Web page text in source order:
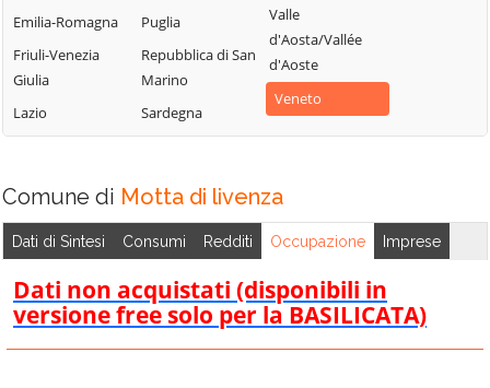
Valmarino
Codognè
Colle Umberto
Conegliano
Cordignano
Crocetta del
Montello
Follina
Fontanelle
Ormelle
Orsago
Paese
Pieve del Grappa
Pieve di Soligo
Ponzano Veneto
Portobuffolè
Tarzo
Treviso
Valdobbiadene
Villorba
Vittorio Veneto
Volpago del
Emilia-Romagna
Friuli-Venezia
Giulia
Lazio
Puglia
Repubblica di San
Marino
Sardegna
Valle
d'Aosta/Vallée
d'Aoste
Veneto
Comune di Motta di livenza
Dati di Sintesi Consumi Redditi Occupazione Imprese
Dati non acquistati (disponibili in
versione free solo per la BASILICATA)